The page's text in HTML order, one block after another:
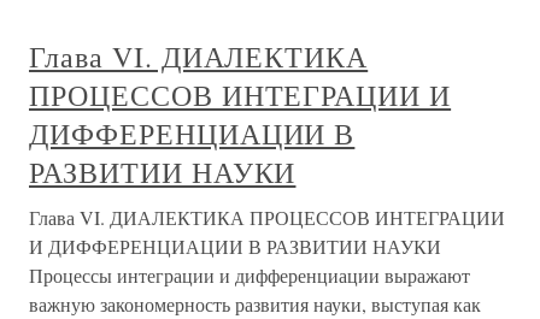
Глава VI. ДИАЛЕКТИКА
ПРОЦЕССОВ ИНТЕГРАЦИИ И
ДИФФЕРЕНЦИАЦИИ В
РАЗВИТИИ НАУКИ
Глава VI. ДИАЛЕКТИКА ПРОЦЕССОВ ИНТЕГРАЦИИ
И ДИФФЕРЕНЦИАЦИИ В РАЗВИТИИ НАУКИ
Процессы интеграции и дифференциации выражают
важную закономерность развития науки, выступая как